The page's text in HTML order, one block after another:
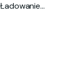
Ładowanie...